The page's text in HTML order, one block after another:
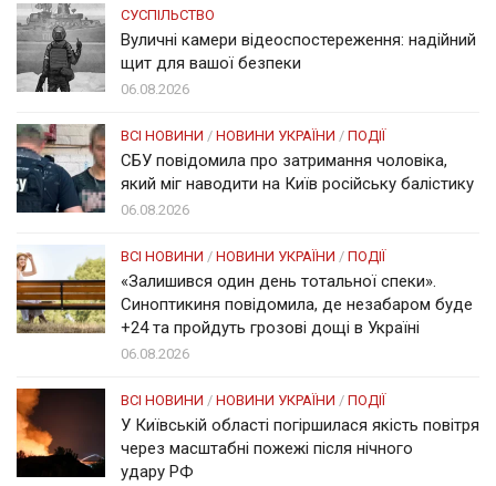
СУСПІЛЬСТВО
Вуличні камери відеоспостереження: надійний
щит для вашої безпеки
06.08.2026
ВСІ НОВИНИ / НОВИНИ УКРАЇНИ / ПОДІЇ
СБУ повідомила про затримання чоловіка,
який міг наводити на Київ російську балістику
06.08.2026
ВСІ НОВИНИ / НОВИНИ УКРАЇНИ / ПОДІЇ
«Залишився один день тотальної спеки».
Синоптикиня повідомила, де незабаром буде
+24 та пройдуть грозові дощі в Україні
06.08.2026
ВСІ НОВИНИ / НОВИНИ УКРАЇНИ / ПОДІЇ
У Київській області погіршилася якість повітря
через масштабні пожежі після нічного
удару РФ